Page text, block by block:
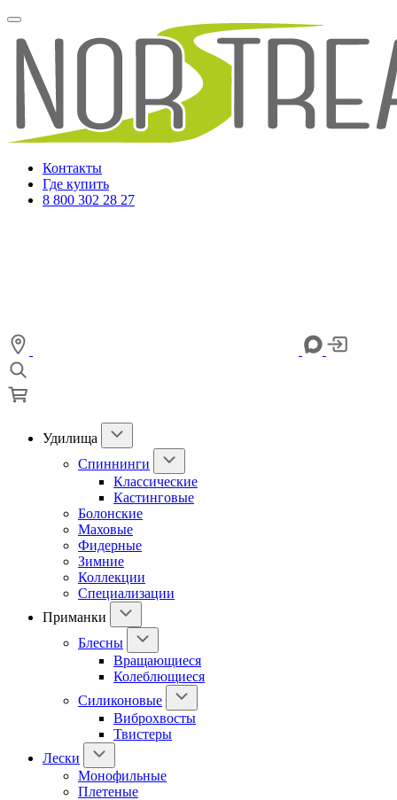
Контакты
Где купить
8 800 302 28 27
Удилища
Спиннинги
Классические
Кастинговые
Болонские
Маховые
Фидерные
Зимние
Коллекции
Специализации
Приманки
Блесны
Вращающиеся
Колеблющиеся
Силиконовые
Виброхвосты
Твистеры
Лески
Монофильные
Плетеные